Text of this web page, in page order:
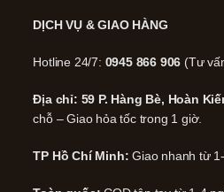
DỊCH VỤ & GIAO HÀNG
Hotline 24/7: 0945 866 906 (Tư
Địa chỉ: 59 P. Hàng Bè, Hoàn
chỗ – Giao hỏa tốc trong 1 giờ.
TP Hồ Chí Minh: Giao nhanh từ